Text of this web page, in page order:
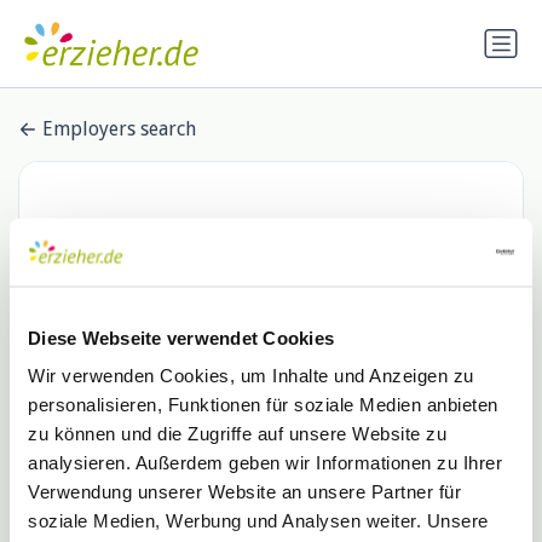
Diese Webseite verwendet Cookies
Wir verwenden Cookies, um Inhalte und Anzeigen zu
personalisieren, Funktionen für soziale Medien anbieten
zu können und die Zugriffe auf unsere Website zu
analysieren. Außerdem geben wir Informationen zu Ihrer
Verwendung unserer Website an unsere Partner für
soziale Medien, Werbung und Analysen weiter. Unsere
Employers search
Katholische Kirchengemeinde St.
Rochus und Augustinus
1 Stellenangebot katholisch-in-duisdorf.de